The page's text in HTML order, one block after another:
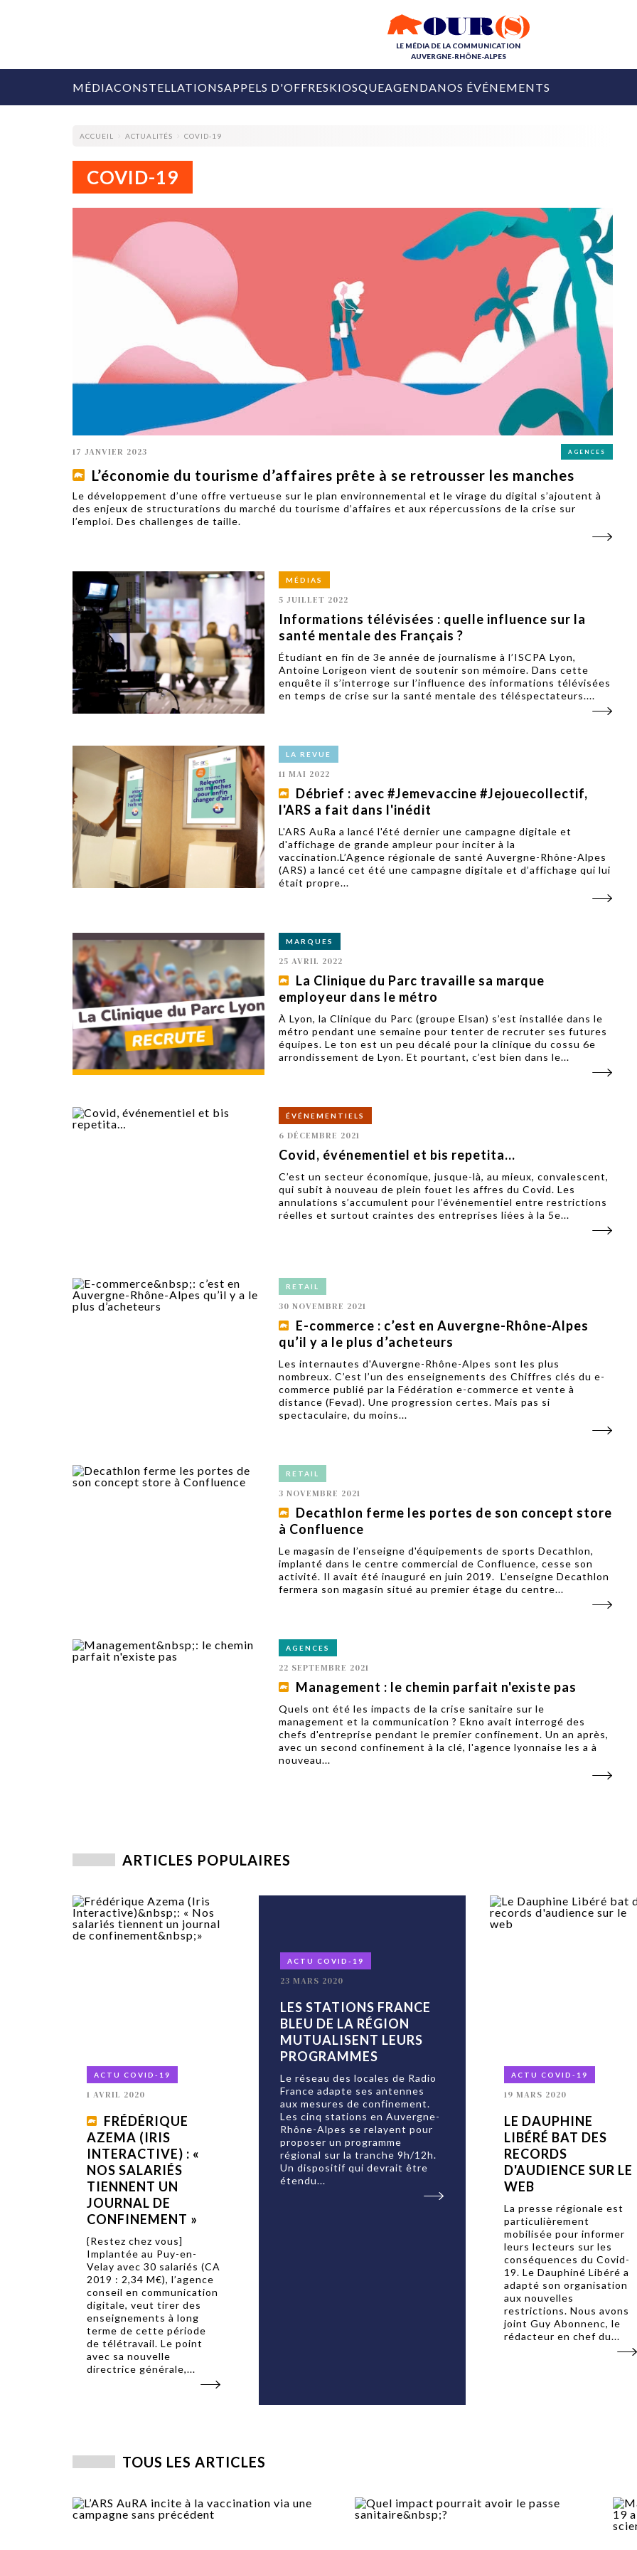
LE MÉDIA DE LA COMMUNICATION
AUVERGNE-RHÔNE-ALPES
MÉDIA
COLLECTIVITÉS
MARQUES
AGENCES
RETAIL
MÉDIAS
MANAGEMENT
ÉVÉNEMENTIELS
OPINIONS
LA REVUE
ARTICLE
Tourisme lance
Planner
COLLECTIVITÉS
PUBLIÉ LE
Amandine Burret
rejoint Sainte-Foy-
lès-Lyon
29 JUILLET 2026
[Debrief] Loire
mise sur la déconnexion
digital
Afin de pallier son déficit de
Loire Tourisme a lancé une
saison autour de son concept
la déconnexion, en digital et au
Alexandra Thizy, sa responsable
marketing et communication,
la campagne.
CONSTELLATIONSAPPELS D'OFFRESKIOSQUEAGENDANOS ÉVÉNEMENTS
LES RENDEZ-VOUS MÉDIA
INFLUENCE IA
ACCUEIL ACTUALITÉS COVID-19
COVID-19
17 JANVIER 2023 AGENCES
L’économie du tourisme d’affaires prête à se retrousser les manches
Le développement d’une offre vertueuse sur le plan environnemental et le virage du digital s’ajoutent à
des enjeux de structurations du marché du tourisme d’affaires et aux répercussions de la crise sur
l’emploi. Des challenges de taille.
MÉDIAS
5 JUILLET 2022
Informations télévisées : quelle influence sur la
santé mentale des Français ?
Étudiant en fin de 3e année de journalisme à l’ISCPA Lyon,
Antoine Lorigeon vient de soutenir son mémoire. Dans cette
enquête il s’interroge sur l’influence des informations télévisées
en temps de crise sur la santé mentale des téléspectateurs....
LA REVUE
11 MAI 2022
Débrief : avec #Jemevaccine #Jejouecollectif,
l'ARS a fait dans l'inédit
L'ARS AuRa a lancé l'été dernier une campagne digitale et
d'affichage de grande ampleur pour inciter à la
vaccination.L’Agence régionale de santé Auvergne-Rhône-Alpes
(ARS) a lancé cet été une campagne digitale et d’affichage qui lui
était propre...
MARQUES
25 AVRIL 2022
La Clinique du Parc travaille sa marque
employeur dans le métro
À Lyon, la Clinique du Parc (groupe Elsan) s’est installée dans le
métro pendant une semaine pour tenter de recruter ses futures
équipes. Le ton est un peu décalé pour la clinique du cossu 6e
arrondissement de Lyon. Et pourtant, c’est bien dans le...
ÉVÉNEMENTIELS
6 DÉCEMBRE 2021
Covid, événementiel et bis repetita…
C’est un secteur économique, jusque-là, au mieux, convalescent,
qui subit à nouveau de plein fouet les affres du Covid. Les
annulations s’accumulent pour l’événementiel entre restrictions
réelles et surtout craintes des entreprises liées à la 5e...
RETAIL
30 NOVEMBRE 2021
E-commerce : c’est en Auvergne-Rhône-Alpes
qu’il y a le plus d’acheteurs
Les internautes d'Auvergne-Rhône-Alpes sont les plus
nombreux. C’est l’un des enseignements des Chiffres clés du e-
commerce publié par la Fédération e-commerce et vente à
distance (Fevad). Une progression certes. Mais pas si
spectaculaire, du moins...
RETAIL
3 NOVEMBRE 2021
Decathlon ferme les portes de son concept store
à Confluence
Le magasin de l’enseigne d'équipements de sports Decathlon,
implanté dans le centre commercial de Confluence, cesse son
activité. Il avait été inauguré en juin 2019. L’enseigne Decathlon
fermera son magasin situé au premier étage du centre...
AGENCES
22 SEPTEMBRE 2021
Management : le chemin parfait n'existe pas
Quels ont été les impacts de la crise sanitaire sur le
management et la communication ? Ekno avait interrogé des
chefs d'entreprise pendant le premier confinement. Un an après,
avec un second confinement à la clé, l'agence lyonnaise les a à
nouveau...
ARTICLES POPULAIRES
ACTU COVID-19
1 AVRIL 2020
FRÉDÉRIQUE
AZEMA (IRIS
INTERACTIVE) : «
NOS SALARIÉS
TIENNENT UN
JOURNAL DE
CONFINEMENT »
{Restez chez vous]
Implantée au Puy-en-
Velay avec 30 salariés (CA
2019 : 2,34 M€), l’agence
conseil en communication
digitale, veut tirer des
enseignements à long
terme de cette période
de télétravail. Le point
avec sa nouvelle
directrice générale,...
ACTU COVID-19
23 MARS 2020
LES STATIONS FRANCE
BLEU DE LA RÉGION
MUTUALISENT LEURS
PROGRAMMES
Le réseau des locales de Radio
France adapte ses antennes
aux mesures de confinement.
Les cinq stations en Auvergne-
Rhône-Alpes se relayent pour
proposer un programme
régional sur la tranche 9h/12h.
Un dispositif qui devrait être
étendu...
ACTU COVID-19
19 MARS 2020
LE DAUPHINE
LIBÉRÉ BAT DES
RECORDS
D'AUDIENCE SUR LE
WEB
La presse régionale est
particulièrement
mobilisée pour informer
leurs lecteurs sur les
conséquences du Covid-
19. Le Dauphiné Libéré a
adapté son organisation
aux nouvelles
restrictions. Nous avons
joint Guy Abonnenc, le
rédacteur en chef du...
TOUS LES ARTICLES